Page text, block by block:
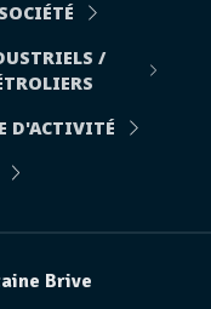
SOCIÉTÉ
/
D'ACTIVITÉ
Brive